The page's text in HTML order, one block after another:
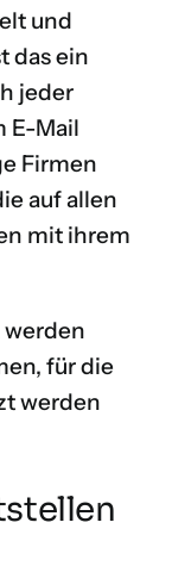
und
das ein
jeder
E-Mail
Firmen
auf allen
mit ihrem
werden
für die
werden